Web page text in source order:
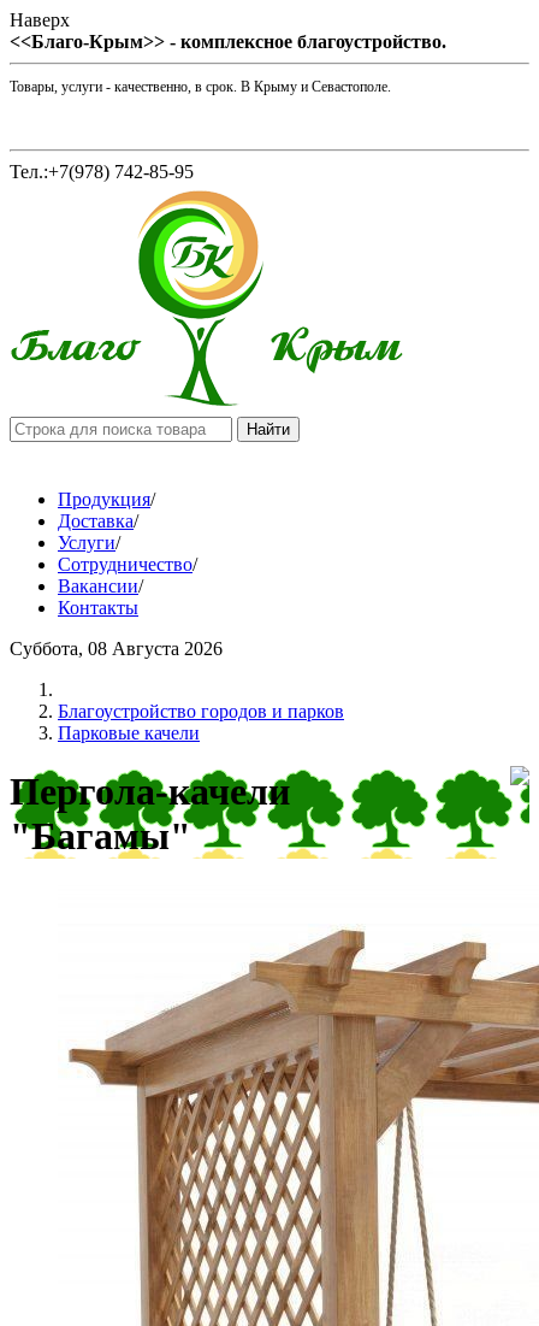
Наверх
<<Благо-Крым>> - комплексное благоустройство.
Товары, услуги - качественно, в срок. В Крыму и Севастополе.
Тел.:+7(978) 742-85-95
Продукция/
Доставка/
Услуги/
Сотрудничество/
Вакансии/
Контакты
Суббота, 08 Августа 2026
Благоустройство городов и парков
Парковые качели
Пергола-качели
"Багамы"